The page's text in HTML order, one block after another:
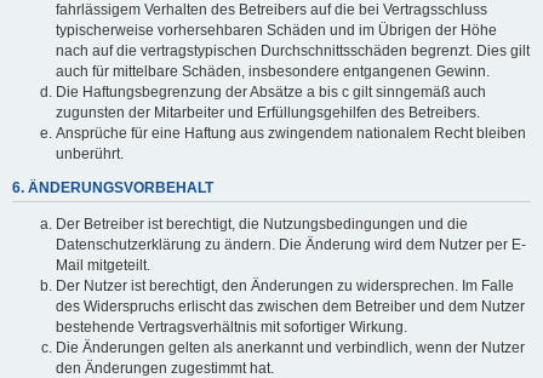
fahrlässigem Verhalten des Betreibers auf die bei Vertragsschluss
typischerweise vorhersehbaren Schäden und im Übrigen der Höhe
nach auf die vertragstypischen Durchschnittsschäden begrenzt. Dies gilt
auch für mittelbare Schäden, insbesondere entgangenen Gewinn.
Die Haftungsbegrenzung der Absätze a bis c gilt sinngemäß auch
zugunsten der Mitarbeiter und Erfüllungsgehilfen des Betreibers.
Ansprüche für eine Haftung aus zwingendem nationalem Recht bleiben
unberührt.
6. ÄNDERUNGSVORBEHALT
Der Betreiber ist berechtigt, die Nutzungsbedingungen und die
Datenschutzerklärung zu ändern. Die Änderung wird dem Nutzer per E-
Mail mitgeteilt.
Der Nutzer ist berechtigt, den Änderungen zu widersprechen. Im Falle
des Widerspruchs erlischt das zwischen dem Betreiber und dem Nutzer
bestehende Vertragsverhältnis mit sofortiger Wirkung.
Die Änderungen gelten als anerkannt und verbindlich, wenn der Nutzer
den Änderungen zugestimmt hat.